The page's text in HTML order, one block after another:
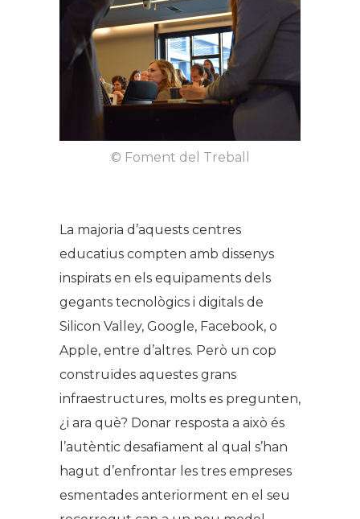
© Foment del Treball
La majoria d’aquests centres
educatius compten amb dissenys
inspirats en els equipaments dels
gegants tecnològics i digitals de
Silicon Valley, Google, Facebook, o
Apple, entre d’altres. Però un cop
construïdes aquestes grans
infraestructures, molts es pregunten,
¿i ara què? Donar resposta a això és
l’autèntic desafiament al qual s’han
hagut d’enfrontar les tres empreses
esmentades anteriorment en el seu